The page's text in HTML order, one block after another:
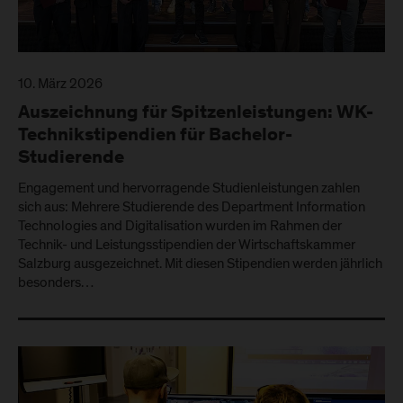
10. März 2026
Auszeichnung für Spitzenleistungen: WK-
Technikstipendien für Bachelor-
Studierende
Engagement und hervorragende Studienleistungen zahlen
sich aus: Mehrere Studierende des Department Information
Technologies and Digitalisation wurden im Rahmen der
Technik- und Leistungsstipendien der Wirtschaftskammer
Salzburg ausgezeichnet. Mit diesen Stipendien werden jährlich
besonders…